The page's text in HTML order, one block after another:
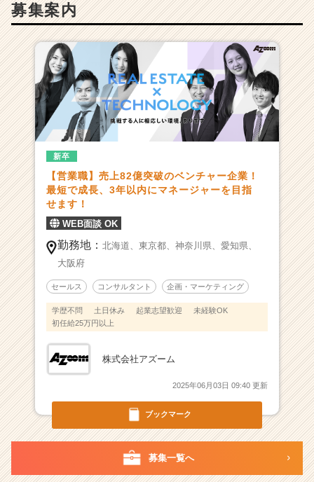
1
5
期
連
続
増
収
個
も
会
も
伸
び
組
み
ベ
チ
業
か
募集案内
ブックマーク
新卒
【営業職】売上82億突破のベンチャー企業！
最短で成長、3年以内にマネージャーを目指
せます！
WEB面談 OK
勤務地： 北海道、 東京都、 神奈川県、 愛知県、
大阪府
セールス コンサルタント 企画・マーケティング
学歴不問 土日休み 起業志望歓迎
未経験OK
初任給25万円以上
株式会社アズーム
2025年06月03日 09:40 更新
募集一覧へ